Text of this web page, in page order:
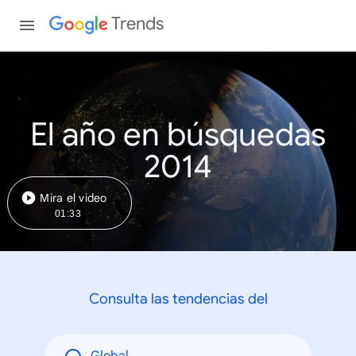
Trends
El año en búsquedas
2014
Mira el video
01:33
Consulta las tendencias del